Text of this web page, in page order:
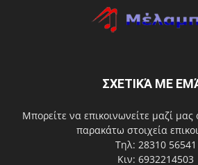
ΣΧΕΤΙΚΆ ΜΕ
Μπορείτε να επικοινωνείτε μαζί
παρακάτω στοιχεία
Τηλ: 28310 56541
Κιν: 6932214503